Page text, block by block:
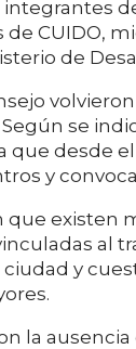
CUIDO,
de
se
que desde
y
que
al
y
la